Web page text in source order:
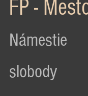
FP -
Námestie
slobody